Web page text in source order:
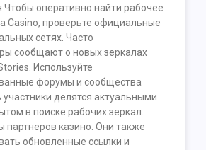
Чтобы оперативно найти рабочее
Casino, проверьте официальные
сетях. Часто
сообщают о новых зеркалах
Используйте
форумы и сообщества
участники делятся актуальными
в поиске рабочих зеркал.
партнеров казино. Они также
обновленные ссылки и